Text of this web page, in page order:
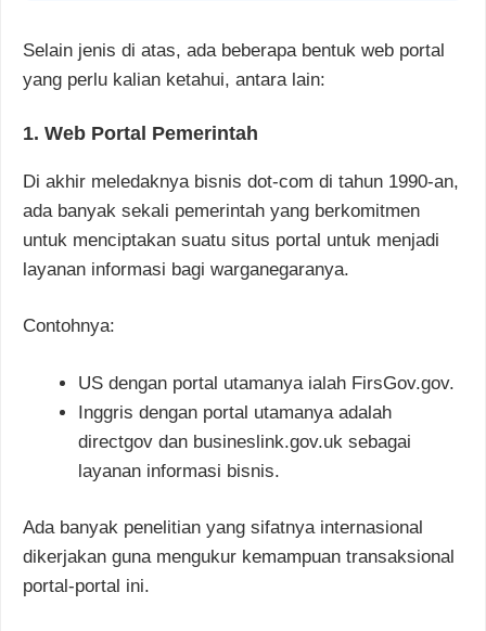
Selain jenis di atas, ada beberapa bentuk web portal
yang perlu kalian ketahui, antara lain:
1. Web Portal Pemerintah
Di akhir meledaknya bisnis dot-com di tahun 1990-an,
ada banyak sekali pemerintah yang berkomitmen
untuk menciptakan suatu situs portal untuk menjadi
layanan informasi bagi warganegaranya.
Contohnya:
US dengan portal utamanya ialah FirsGov.gov.
Inggris dengan portal utamanya adalah
directgov dan busineslink.gov.uk sebagai
layanan informasi bisnis.
Ada banyak penelitian yang sifatnya internasional
dikerjakan guna mengukur kemampuan transaksional
portal-portal ini.